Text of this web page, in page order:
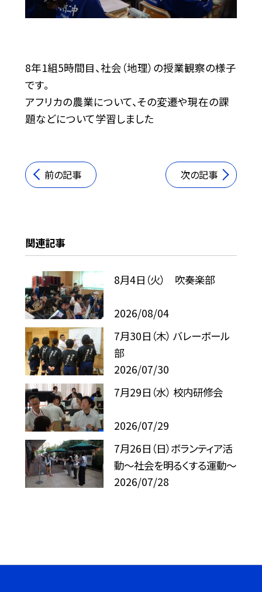
8年1組5時間目、社会（地理）の授業観察の様子
です。
アフリカの農業について、その変遷や現在の課
題などについて学習しました
前の記事 次の記事
関連記事
8月4日（火） 吹奏楽部
2026/08/04
7月30日（木） バレーボール
部
2026/07/30
7月29日（水） 校内研修会
2026/07/29
7月26日（日）ボランティア活
動～社会を明るくする運動～
2026/07/28